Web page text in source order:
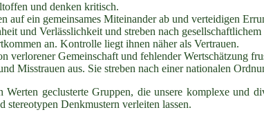
und denken kritisch.
auf ein gemeinsames Miteinander ab und verteidigen
und Verlässlichkeit und streben nach gesellschaftlichem
an. Kontrolle liegt ihnen näher als Vertrauen.
verlorener Gemeinschaft und fehlender Wertschätzung
Misstrauen aus. Sie streben nach einer nationalen
Werten geclusterte Gruppen, die unsere komplexe und
Denkmustern verleiten lassen.